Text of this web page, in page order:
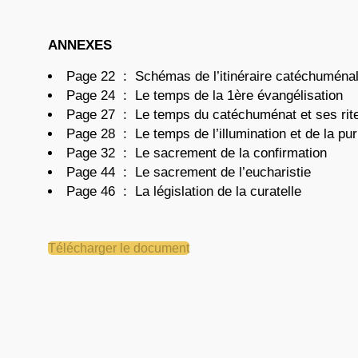
ANNEXES
Page 22 :
Schémas de l’itinéraire catéchuménal
Page 24 :
Le temps de la 1ère évangélisation
Page 27 :
Le temps du catéchuménat et ses
Page 28 :
Le temps de l’illumination et de la
Page 32 :
Le sacrement de la confirmation
Page 44 :
Le sacrement de l’eucharistie
Page 46 : La législation de la curatelle
Télécharger le document